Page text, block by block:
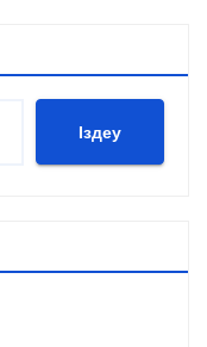
Іздеу